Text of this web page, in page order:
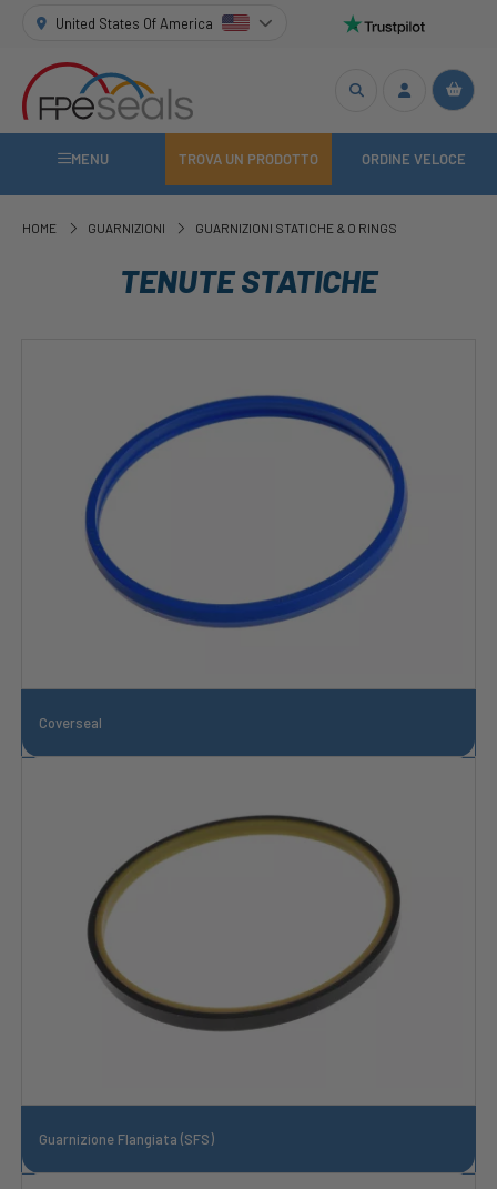
United States Of America
MENU TROVA UN PRODOTTO ORDINE VELOCE
HOME GUARNIZIONI GUARNIZIONI STATICHE & O RINGS
TENUTE STATICHE
Coverseal
Guarnizione Flangiata (SFS)